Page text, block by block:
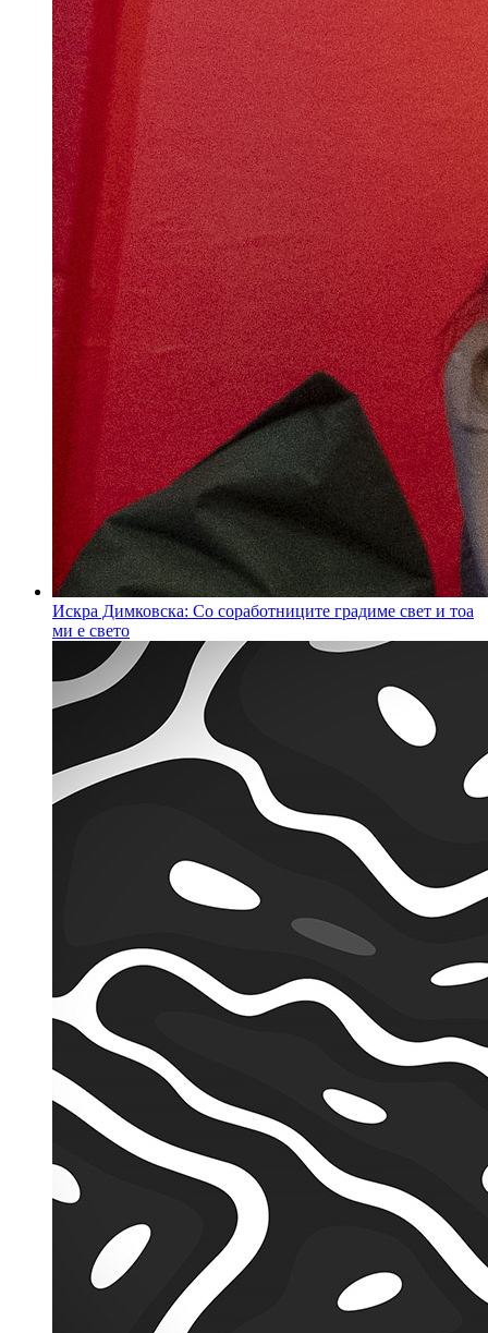
Искра Димковска: Со соработниците градиме свет и тоа
ми е свето